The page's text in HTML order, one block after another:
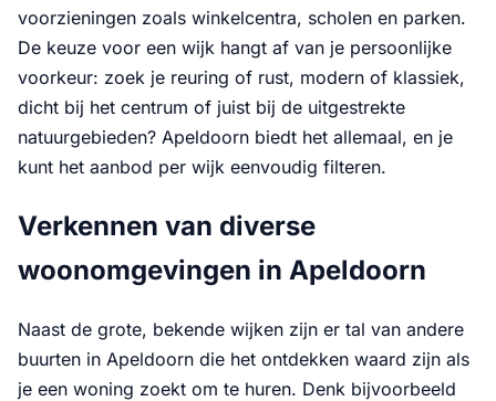
voorzieningen zoals winkelcentra, scholen en parken.
De keuze voor een wijk hangt af van je persoonlijke
voorkeur: zoek je reuring of rust, modern of klassiek,
dicht bij het centrum of juist bij de uitgestrekte
natuurgebieden? Apeldoorn biedt het allemaal, en je
kunt het aanbod per wijk eenvoudig filteren.
Verkennen van diverse
woonomgevingen in Apeldoorn
Naast de grote, bekende wijken zijn er tal van andere
buurten in Apeldoorn die het ontdekken waard zijn als
je een woning zoekt om te huren. Denk bijvoorbeeld